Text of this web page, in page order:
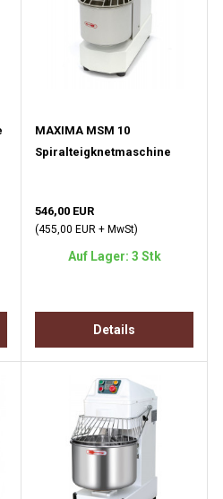
MAXIMA MSM 10
Spiralteigknetmaschine
546,00 EUR
(455,00 EUR + MwSt)
Auf Lager: 3 Stk
Details